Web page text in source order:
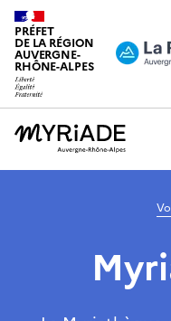
PRÉFET
DE LA RÉGION
AUVERGNE-
RHÔNE-ALPES